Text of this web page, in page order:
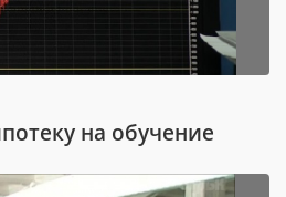
на обучение